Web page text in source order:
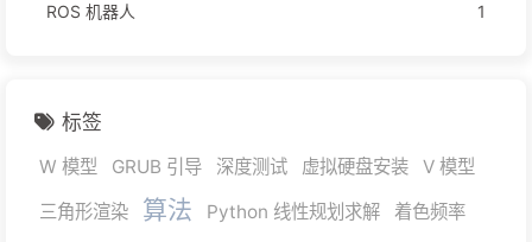
ROS 机器人
1
标签
W 模型 GRUB 引导 深度测试 虚拟硬盘安装
V 模型
三角形渲染
算法 Python 线性规划求解 着色频率